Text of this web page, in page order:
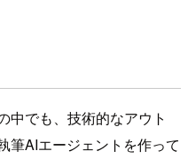
中でも、技術的なアウト
筆AIエージェントを作って